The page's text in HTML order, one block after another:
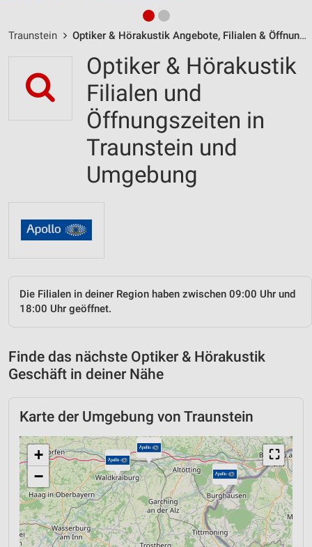
Traunstein Optiker & Hörakustik Angebote, Filialen & Öffnungszeiten
Optiker & Hörakustik
Filialen und
Öffnungszeiten in
Traunstein und
Umgebung
Die Filialen in deiner Region haben zwischen 09:00 Uhr und
18:00 Uhr geöffnet.
Finde das nächste Optiker & Hörakustik
Geschäft in deiner Nähe
Karte der Umgebung von Traunstein
⛶
+
−